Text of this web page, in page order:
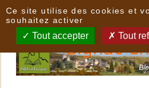
Ce site utilise des cookies et
souhaitez activer
Tout accepter Tout